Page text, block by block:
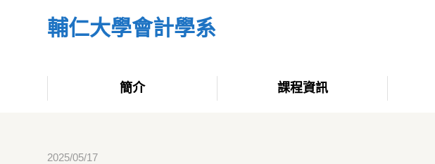
輔仁大學會計學系
簡介 課程資訊
2025/05/17